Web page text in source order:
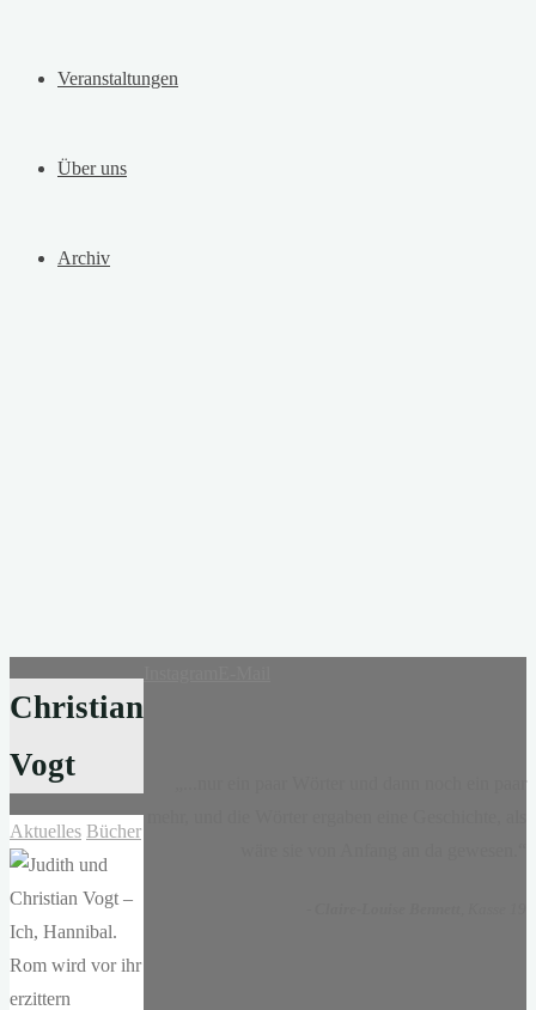
Veranstaltungen
Über uns
Archiv
Christian
Vogt
Aktuelles Bücher